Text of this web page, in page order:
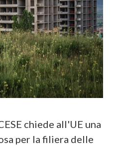
chiede all'UE una
per la filiera delle